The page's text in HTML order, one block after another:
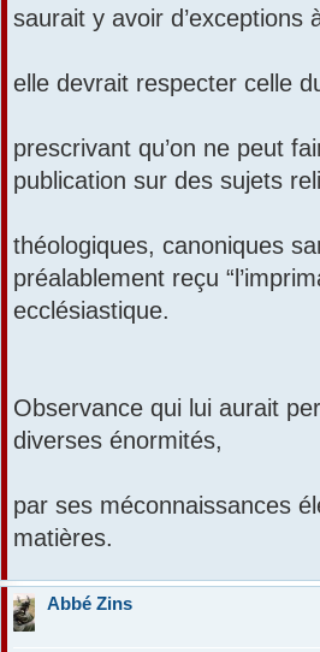
saurait y avoir d’exceptions
elle devrait respecter celle
prescrivant qu’on ne peut
publication sur des sujets
théologiques, canoniques
préalablement reçu
ecclésiastique.
Observance qui lui aurait
diverses énormités,
par ses méconnaissances
matières.
Abbé Zins